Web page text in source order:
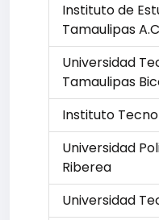
Instituto de
Tamaulipas
Universidad
Tamaulipas
Instituto
Universidad
Riberea
Universidad